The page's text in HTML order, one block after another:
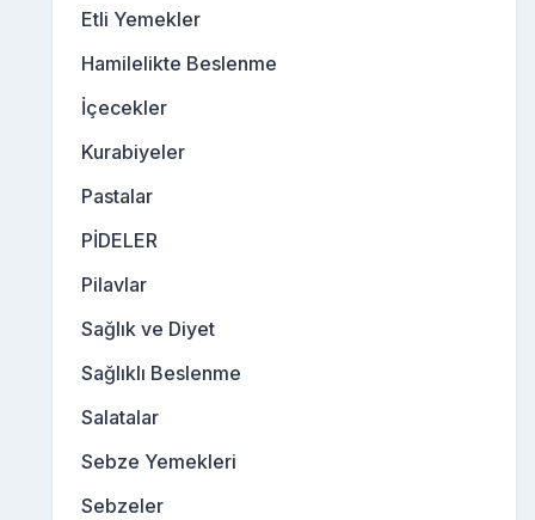
Etli Yemekler
Hamilelikte Beslenme
İçecekler
Kurabiyeler
Pastalar
PİDELER
Pilavlar
Sağlık ve Diyet
Sağlıklı Beslenme
Salatalar
Sebze Yemekleri
Sebzeler